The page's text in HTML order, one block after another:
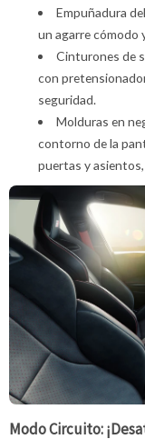
Empuñadura
un agarre cómodo
Cinturones de
con
seguridad.
Molduras en
contorno de la
puertas y
Modo Circuito: